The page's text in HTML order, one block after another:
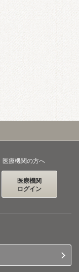
医療機関の方へ
医療機関
ログイン